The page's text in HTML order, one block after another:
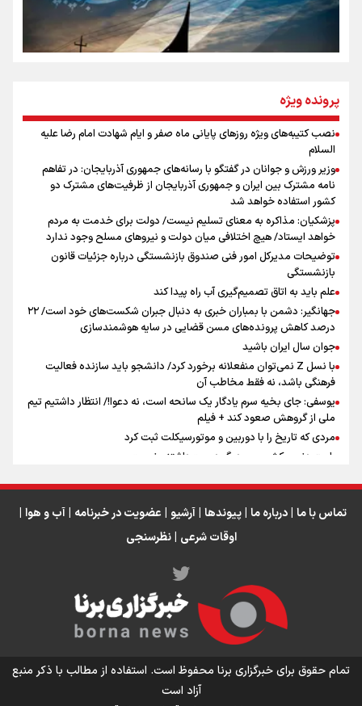
روایت ایران از کنار مردم
جمله‌ای که بغض چهارماهه را شکست؛ «آهای مردم، آقا از
تهران رفتند»
سه حسرتی که به دلم ماند
اینفو برنا / توصیه‌هایی طلایی برای پیاده روی اربعین
اینفو برنا / جدول کامل فاصله مرز شلمچه تا شهرهای زیارتی
عراق
اینفو برنا/ میزان مالیات بر ارزش افزوده چقدر است؟
پرونده ویژه
نصب کتیبه‌های ویژه روزهای پایانی ماه صفر و ایام شهادت امام رضا علیه
السلام
وزیر ورزش و جوانان در گفتگو با رسانه‌های جمهوری آذربایجان: در تفاهم
نامه مشترک بین ایران و جمهوری آذربایجان از ظرفیت‌های مشترک دو
کشور استفاده خواهد شد
پزشکیان: مذاکره به معنای تسلیم نیست/ دولت برای خدمت به مردم
خواهد ایستاد/ هیچ اختلافی میان دولت و نیروهای مسلح وجود ندارد
توضیحات مدیرکل امور فنی صندوق بازنشستگی درباره جزئیات قانون
بازنشستگی
علم باید به اتاق تصمیم‌گیری آب راه پیدا کند
جهانگیر: دشمن با بمباران خبری به دنبال جبران شکست‌های خود است/ ۲۲
درصد کاهش پرونده‌های مسن قضایی در سایه هوشمندسازی
جوان سال ایران باشید
با نسل Z نمی‌توان منفعلانه برخورد کرد/ دانشجو باید سازنده فعالیت
فرهنگی باشد، نه فقط مخاطب آن
یوسفی: جای بخیه سرم یادگار یک سانحه است، نه دعوا!/ انتظار داشتیم تیم
ملی از گروهش صعود کند + فیلم
مردی که تاریخ را با دوربین و موتورسیکلت ثبت کرد
رابرت دنیرو: کشور من دیگر دوست‌داشتنی نیست
انتظار حضور تیم‌های بزرگ مثل استقلال در لیگ هستیم
تورم ۵۸ درصدی معدن / وقتی هزینه استخراج از توان قیمت‌گذاری سبقتتماس با ما | درباره ما | پیوندها | آرشیو | عضویت در خبرنامه | آب و هوا |
اوقات شرعی | نظرسنجی
تمام حقوق برای خبرگزاری برنا محفوظ است. استفاده از مطالب با ذکر منبع
آزاد است